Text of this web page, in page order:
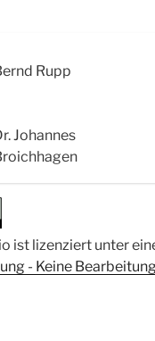
Rupp
Johannes
ist lizenziert unter
- Keine